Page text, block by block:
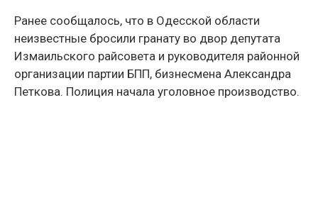
Ранее сообщалось, что в Одесской области
неизвестные бросили гранату во двор депутата
Измаильского райсовета и руководителя районной
организации партии БПП, бизнесмена Александра
Петкова. Полиция начала уголовное производство.